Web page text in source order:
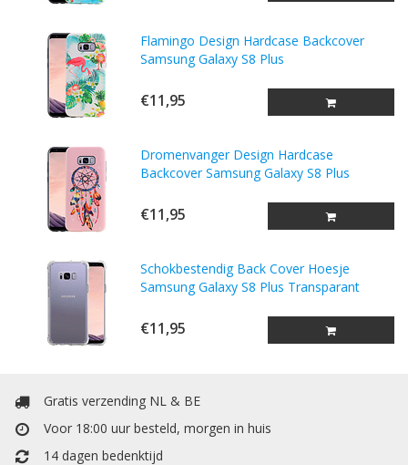
Flamingo Design Hardcase Backcover
Samsung Galaxy S8 Plus
€11,95
Dromenvanger Design Hardcase
Backcover Samsung Galaxy S8 Plus
€11,95
Schokbestendig Back Cover Hoesje
Samsung Galaxy S8 Plus Transparant
€11,95
Gratis verzending NL & BE
Voor 18:00 uur besteld, morgen in huis
14 dagen bedenktijd